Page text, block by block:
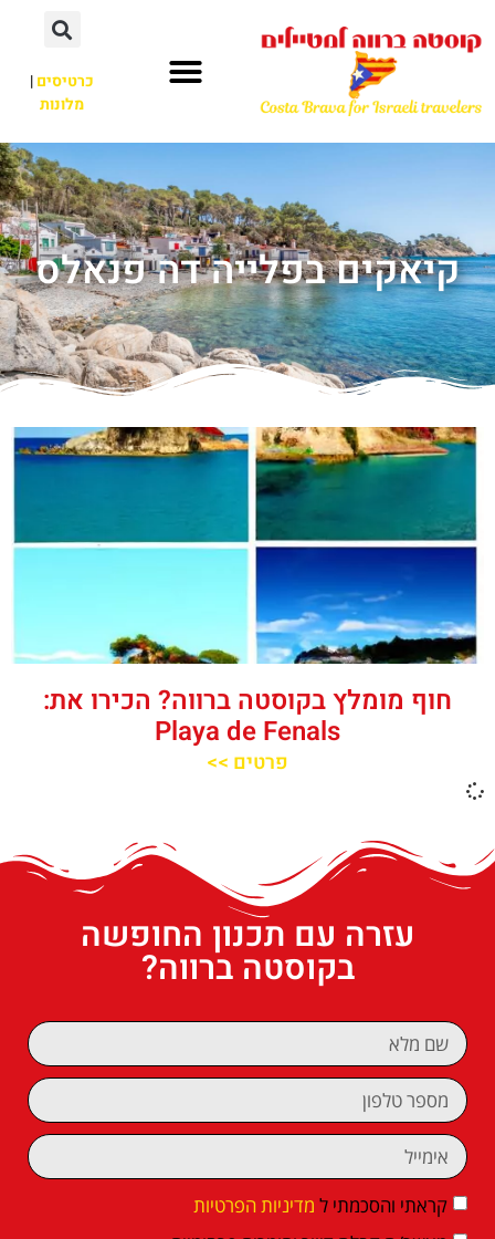
כרטיסים|
מלונות
קיאקים בפלייה דה פנאלס
חוף מומלץ בקוסטה ברווה? הכירו את:
Playa de Fenals‬‬
פרטים >>
עזרה עם תכנון החופשה
בקוסטה ברווה?
קראתי והסכמתי ל מדיניות הפרטיות